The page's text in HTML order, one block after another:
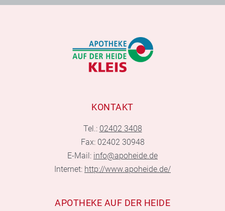
KONTAKT
Tel.: 02402 3408
Fax: 02402 30948
E-Mail: info@apoheide.de
Internet: http://www.apoheide.de/
APOTHEKE AUF DER HEIDE